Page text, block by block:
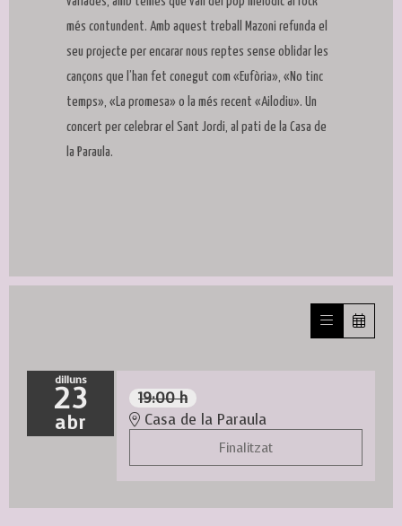
més contundent. Amb aquest treball Mazoni refunda el
seu projecte per encarar nous reptes sense oblidar les
cançons que l’han fet conegut com «Eufòria», «No tinc
temps», «La promesa» o la més recent «Ailodiu». Un
concert per celebrar el Sant Jordi, al pati de la Casa de
la Paraula.
dilluns
23
abr
19:00 h
Casa de la Paraula
Finalitzat